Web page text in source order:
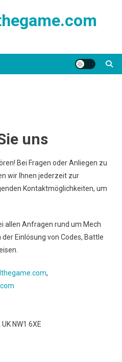
uns
Bei Fragen oder Anliegen zu
wir Ihnen jederzeit zur
Kontaktmöglichkeiten, um
allen Anfragen rund um Mech
Einlösung von Codes, Battle
,
NW1 6XE